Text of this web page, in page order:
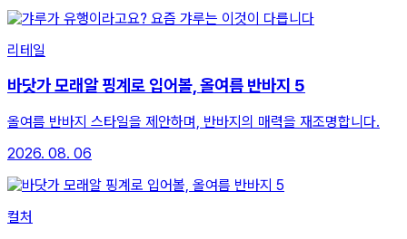
리테일
바닷가 모래알 핑계로 입어볼, 올여름 반바지 5
올여름 반바지 스타일을 제안하며, 반바지의 매력을 재조명합니다.
2026. 08. 06
컬처